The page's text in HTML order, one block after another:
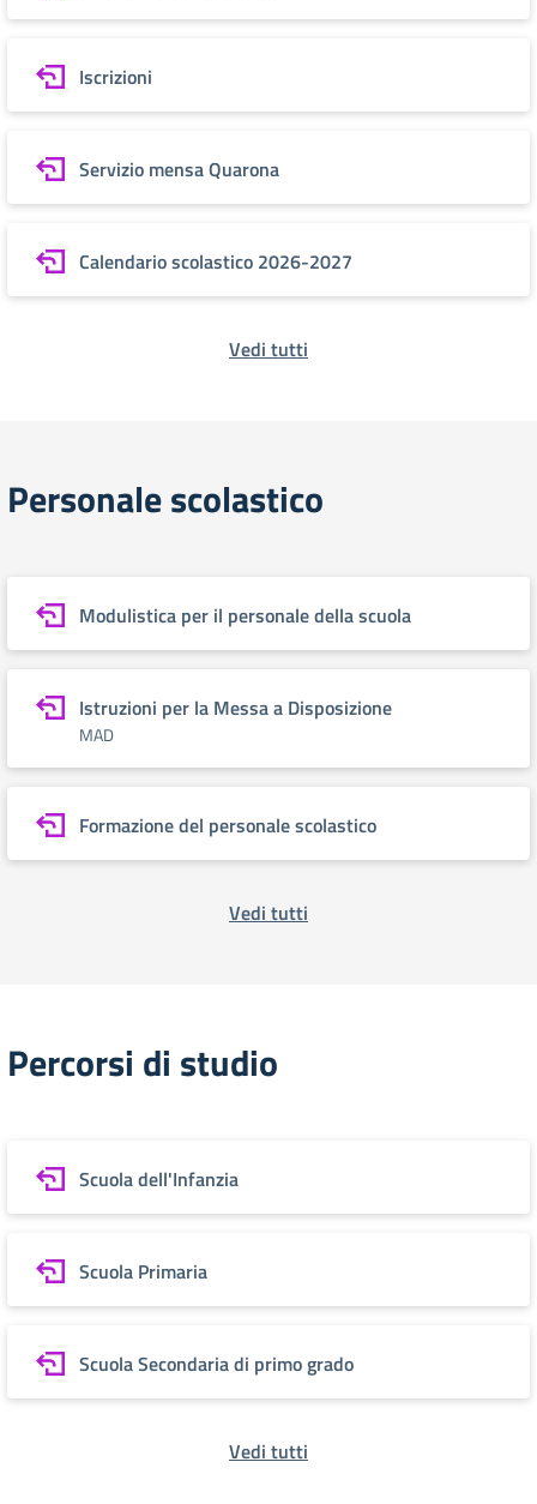
Iscrizioni
Servizio mensa Quarona
Calendario scolastico 2026-2027
Vedi tutti
Personale scolastico
Modulistica per il personale della scuola
Istruzioni per la Messa a Disposizione
MAD
Formazione del personale scolastico
Vedi tutti
Percorsi di studio
Scuola dell'Infanzia
Scuola Primaria
Scuola Secondaria di primo grado
Vedi tutti